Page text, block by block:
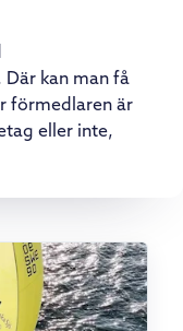
kan man få
förmedlaren är
eller inte,